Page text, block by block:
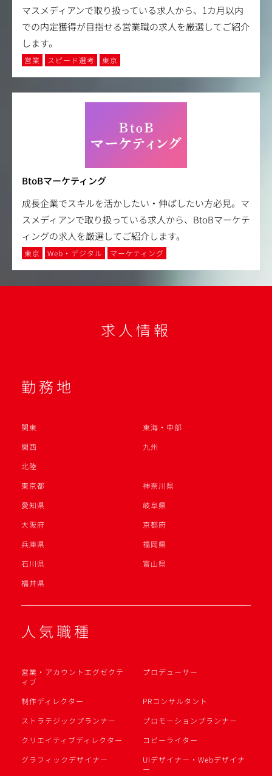
マスメディアンで取り扱っている求人から、1カ月以内
での内定獲得が目指せる営業職の求人を厳選してご紹介
します。
営業 スピード選考 東京
BtoBマーケティング
成長企業でスキルを活かしたい・伸ばしたい方必見。マ
スメディアンで取り扱っている求人から、BtoBマーケテ
ィングの求人を厳選してご紹介します。
東京 Web・デジタル マーケティング
求人情報
勤務地
関東
東海・中部
関西
九州
北陸
東京都
神奈川県
愛知県
岐阜県
大阪府
京都府
兵庫県
福岡県
石川県
富山県
福井県
人気職種
営業・アカウントエグゼクテ
ィブ
プロデューサー
制作ディレクター
PRコンサルタント
ストラテジックプランナー
プロモーションプランナー
クリエイティブディレクター
コピーライター
グラフィックデザイナー
UIデザイナー・Webデザイナ
ー